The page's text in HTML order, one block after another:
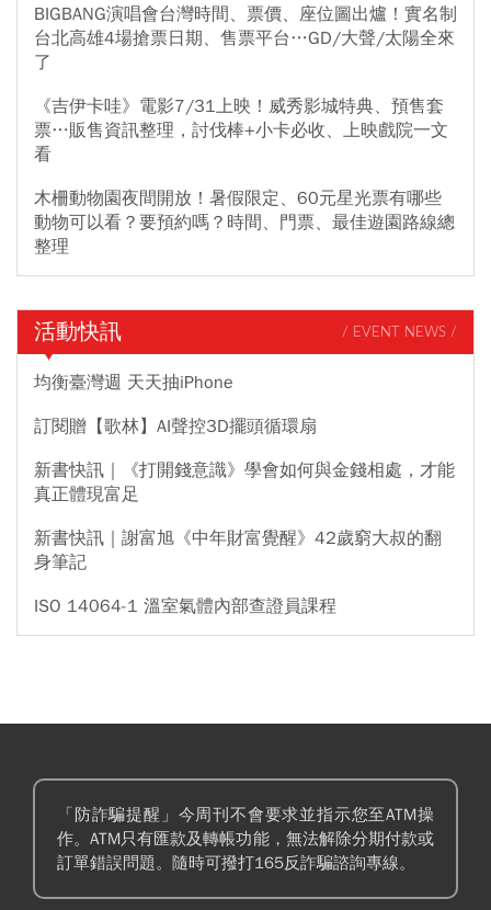
BIGBANG演唱會台灣時間、票價、座位圖出爐！實名制
台北高雄4場搶票日期、售票平台…GD/大聲/太陽全來
了
《吉伊卡哇》電影7/31上映！威秀影城特典、預售套
票…販售資訊整理，討伐棒+小卡必收、上映戲院一文
看
木柵動物園夜間開放！暑假限定、60元星光票有哪些
動物可以看？要預約嗎？時間、門票、最佳遊園路線總
整理
活動快訊 / EVENT NEWS /
均衡臺灣週 天天抽iPhone
訂閱贈【歌林】AI聲控3D擺頭循環扇
新書快訊｜《打開錢意識》學會如何與金錢相處，才能
真正體現富足
新書快訊｜謝富旭《中年財富覺醒》42歲窮大叔的翻
身筆記
ISO 14064-1 溫室氣體內部查證員課程
「防詐騙提醒」今周刊不會要求並指示您至ATM操
作。ATM只有匯款及轉帳功能，無法解除分期付款或
訂單錯誤問題。隨時可撥打165反詐騙諮詢專線。